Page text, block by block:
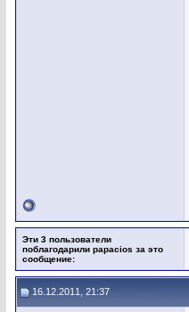
Эти 3 пользователи
поблагодарили papacios за это
сообщение:
16.12.2011, 21:37